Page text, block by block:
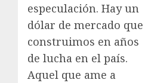
especulación. Hay un
dólar de mercado que
construimos en años
de lucha en el país.
Aquel que ame a